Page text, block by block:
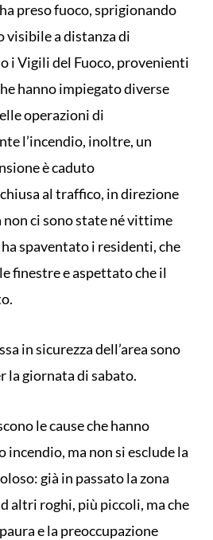
preso fuoco, sprigionando
visibile a distanza di
i Vigili del Fuoco, provenienti
hanno impiegato diverse
operazioni di
l’incendio, inoltre, un
è caduto
al traffico, in direzione
ci sono state né vittime
spaventato i residenti, che
finestre e aspettato che il
in sicurezza dell’area sono
la giornata di sabato.
le cause che hanno
ma non si esclude la
già in passato la zona
altri roghi, più piccoli, ma che
e la preoccupazione